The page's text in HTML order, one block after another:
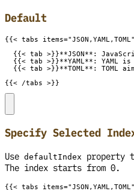
Default
{{< /tabs >}}
Specify Selected
Use defaultIndex
property
The index starts from 0.